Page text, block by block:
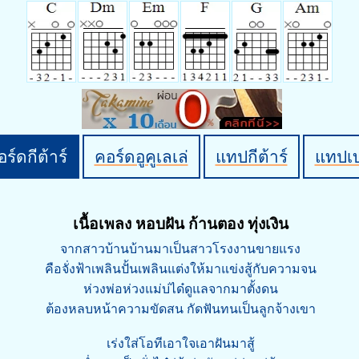
ร์ดกีต้าร์ คอร์ดอูคูเลเล่ แทปกีต้าร์ แทปเ
เนื้อเพลง หอบฝัน ก้านตอง ทุ่งเงิน
จากสาวบ้านบ้านมาเป็นสาวโรงงานขายแรง
คือจั่งฟ้าเพลินปั้นเพลินแต่งให้มาแข่งสู้กับความจน
ห่วงพ่อห่วงแม่บ่ได๋ดูแลจากมาตั้งดน
ต้องหลบหน้าความขัดสน กัดฟันทนเป็นลูกจ้างเขา
เร่งใส่โอทีเอาใจเอาฝันมาสู้